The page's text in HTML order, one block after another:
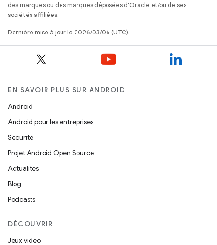
des marques ou des marques déposées d'Oracle et/ou de ses
sociétés affiliées.
Dernière mise à jour le 2026/03/06 (UTC).
EN SAVOIR PLUS SUR ANDROID
Android
Android pour les entreprises
Sécurité
Projet Android Open Source
Actualités
Blog
Podcasts
DÉCOUVRIR
Jeux vidéo